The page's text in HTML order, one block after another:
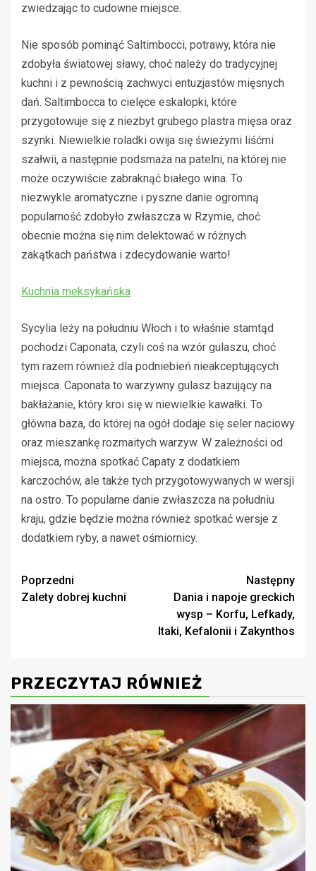
zwiedzając to cudowne miejsce.
Nie sposób pominąć Saltimbocci, potrawy, która nie
zdobyła światowej sławy, choć należy do tradycyjnej
kuchni i z pewnością zachwyci entuzjastów mięsnych
dań. Saltimbocca to cielęce eskalopki, które
przygotowuje się z niezbyt grubego plastra mięsa oraz
szynki. Niewielkie roladki owija się świeżymi liśćmi
szałwii, a następnie podsmaża na patelni, na której nie
może oczywiście zabraknąć białego wina. To
niezwykle aromatyczne i pyszne danie ogromną
popularność zdobyło zwłaszcza w Rzymie, choć
obecnie można się nim delektować w różnych
zakątkach państwa i zdecydowanie warto!
Kuchnia meksykańska
Sycylia leży na południu Włoch i to właśnie stamtąd
pochodzi Caponata, czyli coś na wzór gulaszu, choć
tym razem również dla podniebień nieakceptujących
miejsca. Caponata to warzywny gulasz bazujący na
bakłażanie, który kroi się w niewielkie kawałki. To
główna baza, do której na ogół dodaje się seler naciowy
oraz mieszankę rozmaitych warzyw. W zależności od
miejsca, można spotkać Capaty z dodatkiem
karczochów, ale także tych przygotowywanych w wersji
na ostro. To popularne danie zwłaszcza na południu
kraju, gdzie będzie można również spotkać wersje z
dodatkiem ryby, a nawet ośmiornicy.
Zobacz
wpisy
Poprzedni
Zalety dobrej kuchni
Następny
Dania i napoje greckich
wysp – Korfu, Lefkady,
Itaki, Kefalonii i Zakynthos
PRZECZYTAJ RÓWNIEŻ